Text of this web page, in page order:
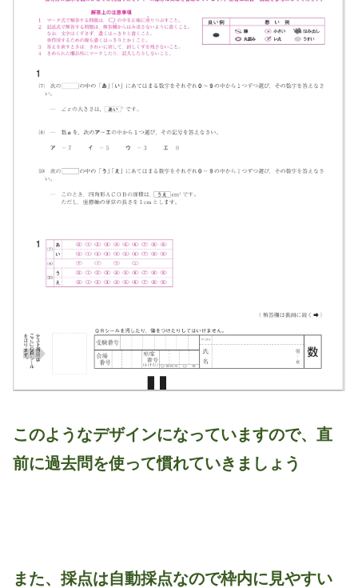
このようなデザインになっていますので、直
前に過去問を使って慣れていきましょう
また、採点は自動採点なので枠内に見やすい